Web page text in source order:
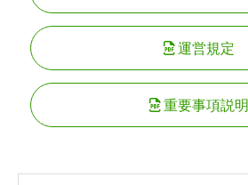
運営規定
重要事項説明